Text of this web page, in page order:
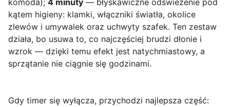
komoda); 4 minuty — błyskawiczne odświeżenie pod
kątem higieny: klamki, włączniki światła, okolice
zlewów i umywalek oraz uchwyty szafek. Ten zestaw
działa, bo usuwa to, co najczęściej brudzi dłonie i
wzrok — dzięki temu efekt jest natychmiastowy, a
sprzątanie nie ciągnie się godzinami.
Gdy timer się wyłącza, przychodzi najlepsza część: